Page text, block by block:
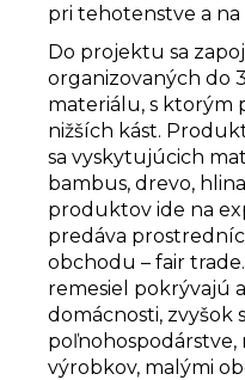
pri tehotenstve a
Do projektu sa
organizovaných do
materiálu, s ktorým
nižších kást.
sa vyskytujúcich
bambus, drevo,
produktov ide na
predáva
obchodu – fair trade.
remesiel pokrývajú
domácnosti, zvyšok
výrobkov, malými